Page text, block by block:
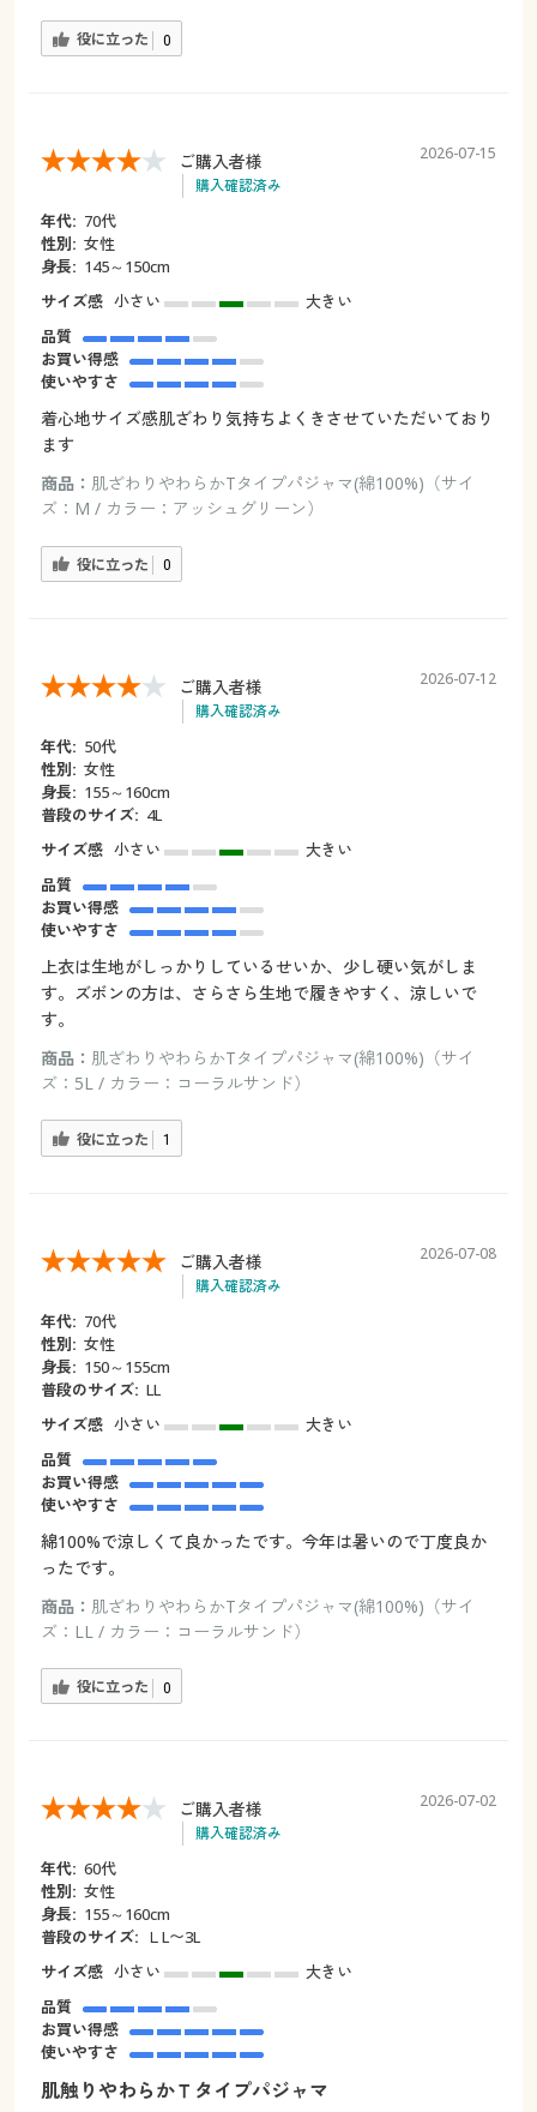
役に立った 0
ご購入者様
購入確認済み
2026-07-15
年代: 70代
性別: 女性
身長: 145～150cm
サイズ感 小さい
大きい
品質
お買い得感
使いやすさ
着心地サイズ感肌ざわり気持ちよくきさせていただいており
ます
商品： 肌ざわりやわらかTタイプパジャマ(綿100%)（サイ
ズ：M / カラー：アッシュグリーン）
役に立った 0
ご購入者様
購入確認済み
2026-07-12
年代: 50代
性別: 女性
身長: 155～160cm
普段のサイズ: 4L
サイズ感 小さい
大きい
品質
お買い得感
使いやすさ
上衣は生地がしっかりしているせいか、少し硬い気がしま
す。ズボンの方は、さらさら生地で履きやすく、涼しいで
す。
商品： 肌ざわりやわらかTタイプパジャマ(綿100%)（サイ
ズ：5L / カラー：コーラルサンド）
役に立った 1
ご購入者様
購入確認済み
2026-07-08
年代: 70代
性別: 女性
身長: 150～155cm
普段のサイズ: LL
サイズ感 小さい
大きい
品質
お買い得感
使いやすさ
綿100%で涼しくて良かったです。今年は暑いので丁度良か
ったです。
商品： 肌ざわりやわらかTタイプパジャマ(綿100%)（サイ
ズ：LL / カラー：コーラルサンド）
役に立った 0
ご購入者様
購入確認済み
2026-07-02
年代: 60代
性別: 女性
身長: 155～160cm
普段のサイズ: ＬL〜3L
サイズ感 小さい
大きい
品質
お買い得感
使いやすさ
肌触りやわらかＴタイプパジャマ